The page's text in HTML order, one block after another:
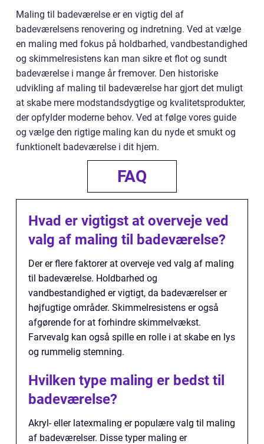
Maling til badeværelse er en vigtig del af
badeværelsens renovering og indretning. Ved at vælge
en maling med fokus på holdbarhed, vandbestandighed
og skimmelresistens kan man sikre et flot og sundt
badeværelse i mange år fremover. Den historiske
udvikling af maling til badeværelse har gjort det muligt
at skabe mere modstandsdygtige og kvalitetsprodukter,
der opfylder moderne behov. Ved at følge vores guide
og vælge den rigtige maling kan du nyde et smukt og
funktionelt badeværelse i dit hjem.
FAQ
Hvad er vigtigst at overveje ved
valg af maling til badeværelse?
Der er flere faktorer at overveje ved valg af maling
til badeværelse. Holdbarhed og
vandbestandighed er vigtigt, da badeværelser er
højfugtige områder. Skimmelresistens er også
afgørende for at forhindre skimmelvækst.
Farvevalg kan også spille en rolle i at skabe en lys
og rummelig stemning.
Hvilken type maling er bedst til
badeværelse?
Akryl- eller latexmaling er populære valg til maling
af badeværelser. Disse typer maling er